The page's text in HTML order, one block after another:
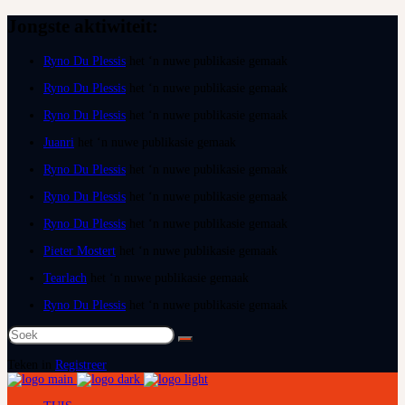
Ryno Du Plessis
Ryno Du Plessis
Ryno Du Plessis
Juanri
Ryno Du Plessis
Ryno Du Plessis
Ryno Du Plessis
Pieter Mostert
Tearlach
Ryno Du Plessis
Soek
na:
Registreer